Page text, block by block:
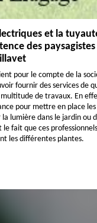
et la
des
pour le compte de la
fournir des services de
de travaux. En
pour mettre en place
lumière dans le jardin ou
le fait que ces
les différentes plantes.